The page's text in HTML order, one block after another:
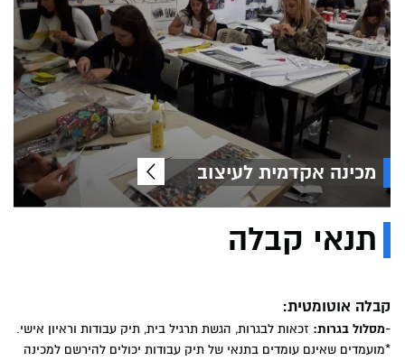
מכינה אקדמית לעיצוב
תנאי קבלה
קבלה אוטומטית:
-מסלול בגרות: זכאות לבגרות, הגשת תרגיל בית, תיק עבודות וראיון אישי.
*מועמדים שאינם עומדים בתנאי של תיק עבודות יכולים להירשם למכינה